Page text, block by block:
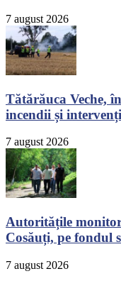
7 august 2026
Tătărăuca Veche,
incendii și
7 august 2026
Autoritățile
Cosăuți, pe fondul
7 august 2026